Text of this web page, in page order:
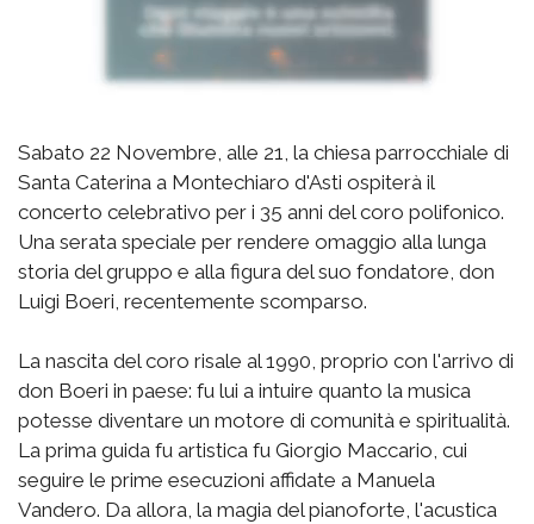
Sabato 22 Novembre, alle 21, la chiesa parrocchiale di
Santa Caterina a Montechiaro d'Asti ospiterà il
concerto celebrativo per i 35 anni del coro polifonico.
Una serata speciale per rendere omaggio alla lunga
storia del gruppo e alla figura del suo fondatore, don
Luigi Boeri, recentemente scomparso.
La nascita del coro risale al 1990, proprio con l'arrivo di
don Boeri in paese: fu lui a intuire quanto la musica
potesse diventare un motore di comunità e spiritualità.
La prima guida fu artistica fu Giorgio Maccario, cui
seguire le prime esecuzioni affidate a Manuela
Vandero. Da allora, la magia del pianoforte, l'acustica